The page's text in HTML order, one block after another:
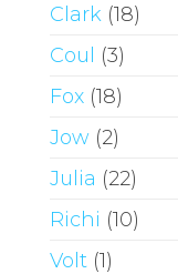
Clark (18)
Coul (3)
Fox (18)
Jow (2)
Julia (22)
Richi (10)
Volt (1)